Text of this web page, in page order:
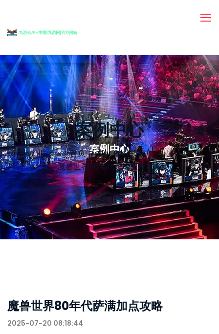
案例中心
首页 Our Projects/
魔兽世界80年代萨满加点攻略
魔兽世界80年代萨满加点攻略
2025-07-20 08:18:44